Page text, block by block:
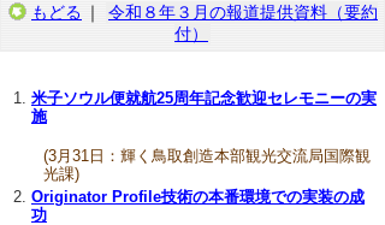
もどる ｜
令和８年３月の報道提供資料（要約
付）
米子ソウル便就航25周年記念歓迎セレモニーの実
施
(3月31日：輝く鳥取創造本部観光交流局国際観
光課)
Originator Profile技術の本番環境での実装の成
功